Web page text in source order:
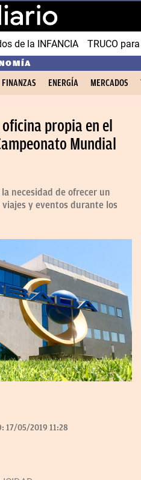
de la INFANCIA TRUCO
FINANZAS ENERGÍA MERCADOS
propia en el
Mundial
necesidad de ofrecer un
y eventos durante los
17/05/2019 11:28